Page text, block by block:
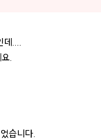
데....
.
습니다.